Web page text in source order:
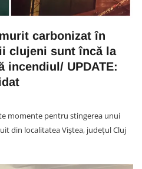
carbonizat în
clujeni sunt încă la
incendiul/ UPDATE:
momente pentru stingerea unui
din localitatea Viștea, județul Cluj